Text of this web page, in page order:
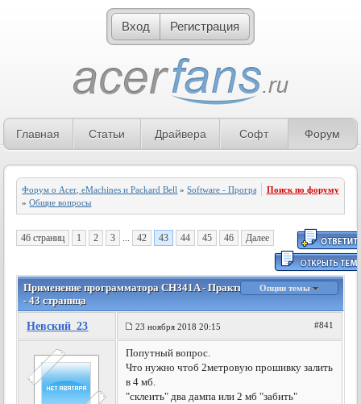
Вход Регистрация
Главная Статьи Драйвера Софт Форум
Форум о Acer, eMachines и Packard Bell »Software - Программное обеспечение
»Общие вопросы
Поиск по форуму
46 страниц 1 2 3 ... 42 43 44 45 46 Далее
Применение программатора CH341A - Практическое руководство
- 43 страница
Опции темы
Невский_23 23 ноября 2018 20:15 #841
Попутный вопрос.
Что нужно чтоб 2метровую прошивку залить
в 4 мб.
"склеить" два дампа или 2 мб "забить"